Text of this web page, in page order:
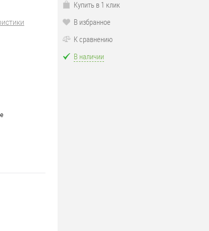
Купить в 1 клик
В избранное
К сравнению
В наличии